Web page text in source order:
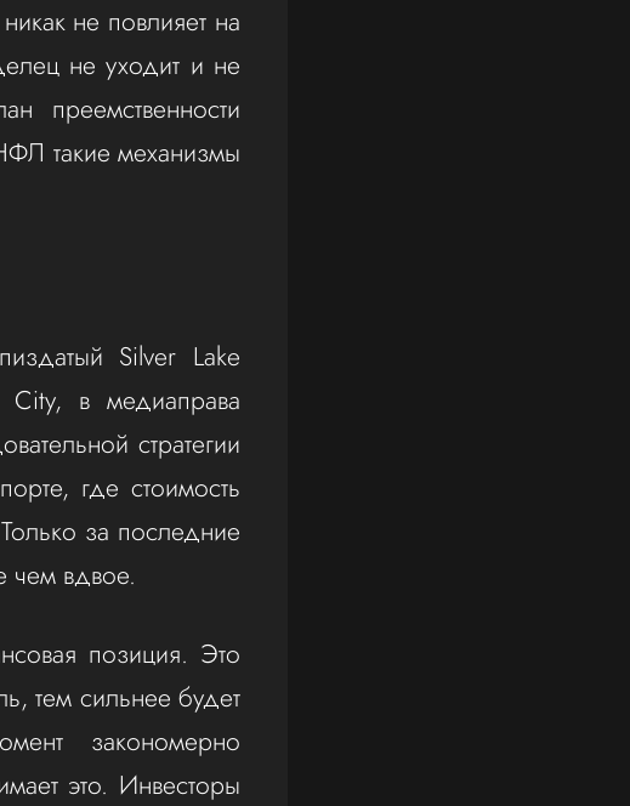
не повлияет на
не уходит и не
преемственности
такие механизмы
Silver Lake
City, в медиаправа
стратегии
где стоимость
за последние
чем вдвое.
позиция. Это
тем сильнее будет
закономерно
это. Инвесторы